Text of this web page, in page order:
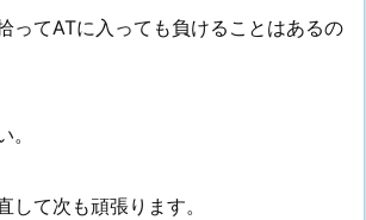
ってATに入っても負けることはあるの
して次も頑張ります。